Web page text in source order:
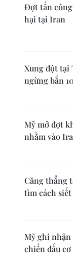
Đợt tấn
hại tại Iran
Xung đột tại
ngừng bắn
Mỹ mở đợt
nhằm vào
Căng thẳng
tìm cách
Mỹ ghi
chiến đấu